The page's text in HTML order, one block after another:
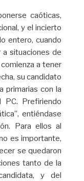
caóticas,
y el incierto
entero, cuando
a situaciones de
a tener
su candidato
primarias con la
PC. Prefiriendo
entiéndase
Para ellos al
es importante,
se quedaron
tanto de la
y del